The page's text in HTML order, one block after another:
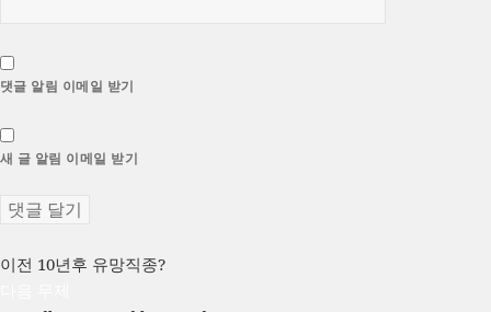
댓글 알림 이메일 받기
새 글 알림 이메일 받기
글
이전 이
10년후 유망직종?